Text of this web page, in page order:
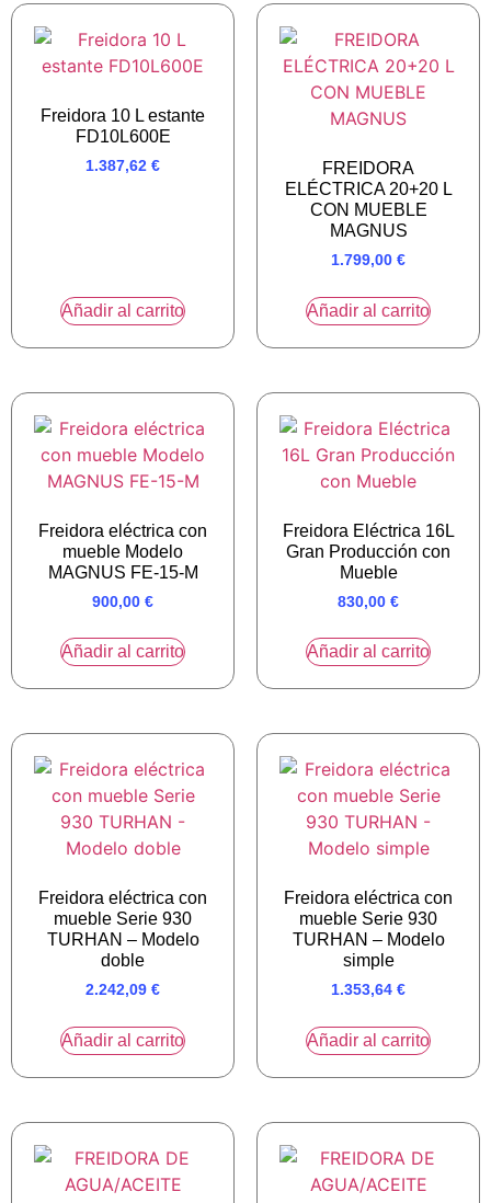
Freidora 10 L estante
FD10L600E
1.387,62 €
Añadir al carrito
FREIDORA
ELÉCTRICA 20+20 L
CON MUEBLE
MAGNUS
1.799,00 €
Añadir al carrito
Freidora eléctrica con
mueble Modelo
MAGNUS FE-15-M
900,00 €
Añadir al carrito
Freidora Eléctrica 16L
Gran Producción con
Mueble
830,00 €
Añadir al carrito
Freidora eléctrica con
mueble Serie 930
TURHAN – Modelo
doble
2.242,09 €
Añadir al carrito
Freidora eléctrica con
mueble Serie 930
TURHAN – Modelo
simple
1.353,64 €
Añadir al carrito